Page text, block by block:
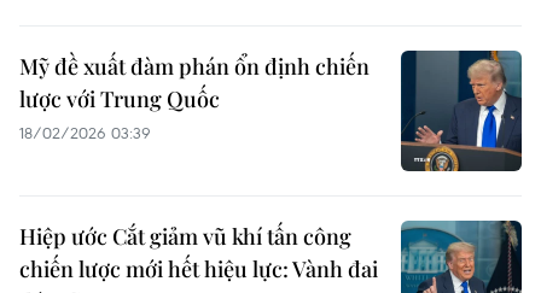
Mỹ đề xuất đàm phán ổn định chiến
lược với Trung Quốc
18/02/2026 03:39
Hiệp ước Cắt giảm vũ khí tấn công
chiến lược mới hết hiệu lực: Vành đai